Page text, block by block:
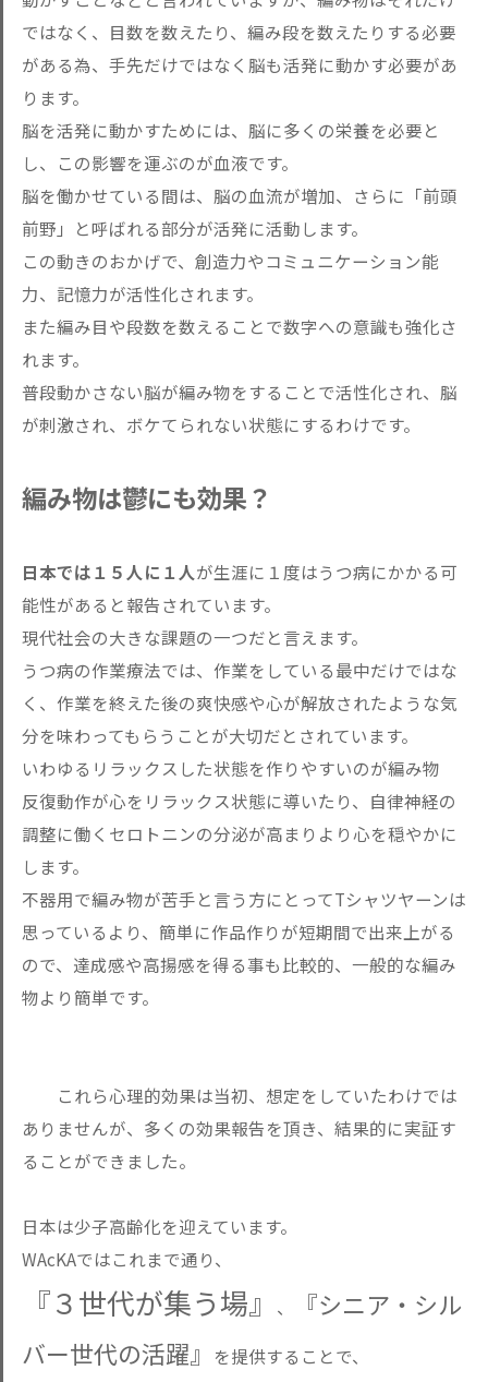
ではなく、目数を数えたり、編み段を数えたりする必要
がある為、手先だけではなく脳も活発に動かす必要があ
ります。
脳を活発に動かすためには、脳に多くの栄養を必要と
し、この影響を運ぶのが血液です。
脳を働かせている間は、脳の血流が増加、さらに「前頭
前野」と呼ばれる部分が活発に活動します。
この動きのおかげで、創造力やコミュニケーション能
力、記憶力が活性化されます。
また編み目や段数を数えることで数字への意識も強化さ
れます。
普段動かさない脳が編み物をすることで活性化され、脳
が刺激され、ボケてられない状態にするわけです。
編み物は鬱にも効果？
日本では１５人に１人が生涯に１度はうつ病にかかる可
能性があると報告されています。
現代社会の大きな課題の一つだと言えます。
うつ病の作業療法では、作業をしている最中だけではな
く、作業を終えた後の爽快感や心が解放されたような気
分を味わってもらうことが大切だとされています。
いわゆるリラックスした状態を作りやすいのが編み物
反復動作が心をリラックス状態に導いたり、自律神経の
調整に働くセロトニンの分泌が高まりより心を穏やかに
します。
不器用で編み物が苦手と言う方にとってTシャツヤーンは
思っているより、簡単に作品作りが短期間で出来上がる
ので、達成感や高揚感を得る事も比較的、一般的な編み
物より簡単です。
これら心理的効果は当初、想定をしていたわけでは
ありませんが、多くの効果報告を頂き、結果的に実証す
ることができました。
日本は少子高齢化を迎えています。
WAcKAではこれまで通り、
『３世代が集う場』 、
『シニア・シル
バー世代の活躍』
を提供することで、